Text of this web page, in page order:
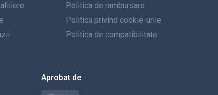
Italiană
Türkçe
Politica de rambursare
Politica privind cookie-urile
Politica de compatibilitate
Aprobat de